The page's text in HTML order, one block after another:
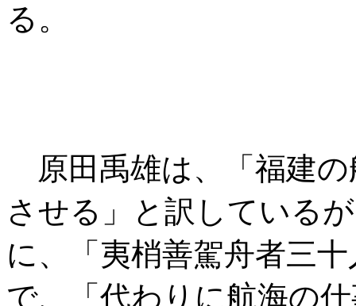
る。
原田禹雄は、「福建
させる」と訳している
に、「夷梢善駕舟者三
で、「代わりに航海の